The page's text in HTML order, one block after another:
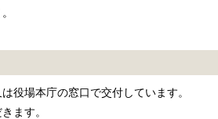
役場本庁の窓口で交付しています。
ます。